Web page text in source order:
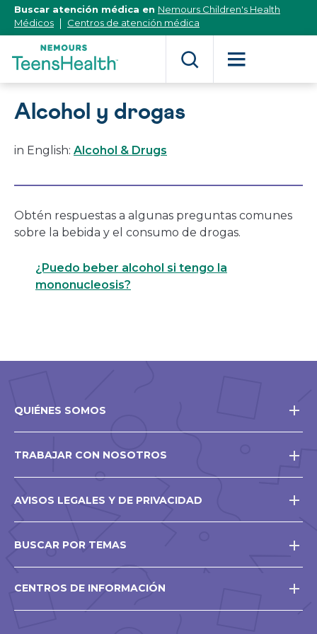
[Skip
Content]
Buscar atención médica en Nemours Children's Health
Médicos
Centros de atención médica
Alcohol y drogas
in English: Alcohol & Drugs
Obtén respuestas a algunas preguntas comunes
sobre la bebida y el consumo de drogas.
¿Puedo beber alcohol si tengo la
mononucleosis?
QUIÉNES SOMOS
TRABAJAR CON NOSOTROS
AVISOS LEGALES Y DE PRIVACIDAD
BUSCAR POR TEMAS
CENTROS DE INFORMACIÓN